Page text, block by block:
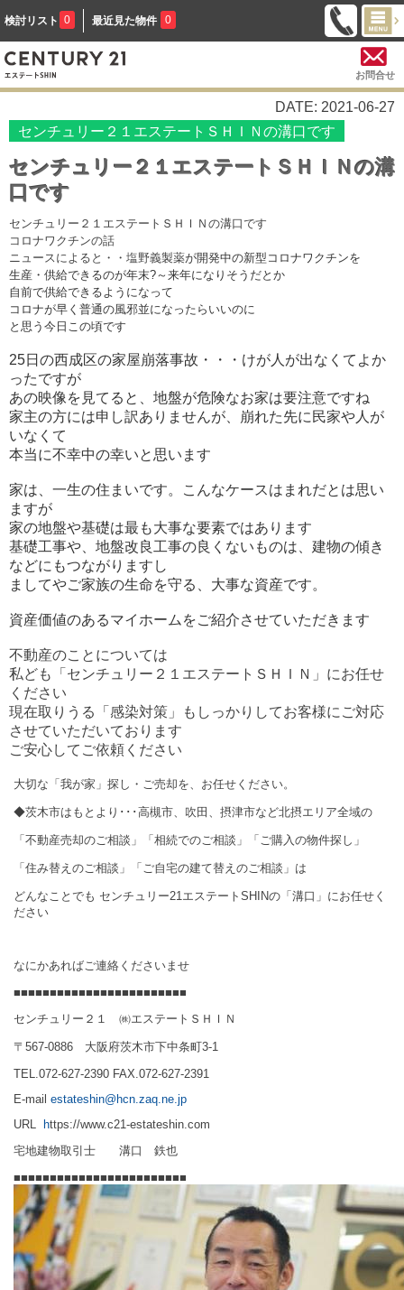
検討リスト 0 最近見た物件 0
お問合せ
DATE: 2021-06-27
センチュリー２１エステートＳＨＩＮの溝口です
センチュリー２１エステートＳＨＩＮの溝
口です
センチュリー２１エステートＳＨＩＮの溝口です
コロナワクチンの話
ニュースによると・・塩野義製薬が開発中の新型コロナワクチンを
生産・供給できるのが年末?～来年になりそうだとか
自前で供給できるようになって
コロナが早く普通の風邪並になったらいいのに
と思う今日この頃です
25日の西成区の家屋崩落事故・・・けが人が出なくてよか
ったですが
あの映像を見てると、地盤が危険なお家は要注意ですね
家主の方には申し訳ありませんが、
崩れた先に民家や人が
いなくて
本当に不幸中の幸いと思います
家は、一生の住まいです。こんなケースはまれだとは思い
ますが
家の地盤や基礎は最も大事な要素ではあります
基礎工事や、 地盤改良工事の良くないものは、建物の傾き
などにもつながりますし
ましてやご家族の生命を守る、大事な資産です。
資産価値のあるマイホームをご紹介させていただきます
不動産のことについては
私ども「センチュリー２１エステートＳＨＩＮ」にお任せ
ください
現在取りうる「感染対策」もしっかりしてお客様にご対応
させていただいております
ご安心してご依頼ください
大切な「我が家」探し・ご売却を、お任せください。
◆茨木市はもとより･･･高槻市、吹田、摂津市など北摂エリア全域の
「不動産売却のご相談」「相続でのご相談」「ご購入の物件探し」
「住み替えのご相談」「ご自宅の建て替えのご相談」は
どんなことでも センチュリー21 エステート SHINの「溝口」にお任せく
ださい
なにかあればご連絡くださいませ
■■■■■■■■■■■■■■■■■■■■■■■■
センチュリー２１ ㈱エステートＳＨＩＮ
〒567-0886 大阪府茨木市下中条町3-1
TEL.072-627-2390 FAX.072-627-2391
E-mail estateshin@hcn.zaq.ne.jp
URL
https://www.c21-estateshin.com
宅地建物取引士 溝口 鉄也
■■■■■■■■■■■■■■■■■■■■■■■■